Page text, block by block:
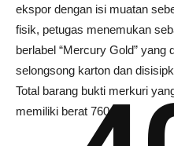
ekspor dengan isi muatan
fisik, petugas menemukan
berlabel “Mercury Gold” yang
selongsong karton dan
Total barang bukti merkuri
memiliki berat 760 Kg.